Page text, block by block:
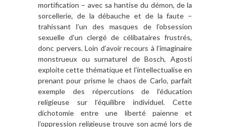
mortification – avec sa hantise du démon, de la
sorcellerie, de la débauche et de la faute –
trahissant l’un des masques de l’obsession
sexuelle d’un clergé de célibataires frustrés,
donc pervers. Loin d’avoir recours à l’imaginaire
monstrueux ou surnaturel de Bosch, Agosti
exploite cette thématique et l’intellectualise en
prenant pour prisme le chaos de Carlo, parfait
exemple des répercutions de l’éducation
religieuse sur l’équilibre individuel. Cette
dichotomie entre une liberté païenne et
l’oppression religieuse trouve son acmé lors de